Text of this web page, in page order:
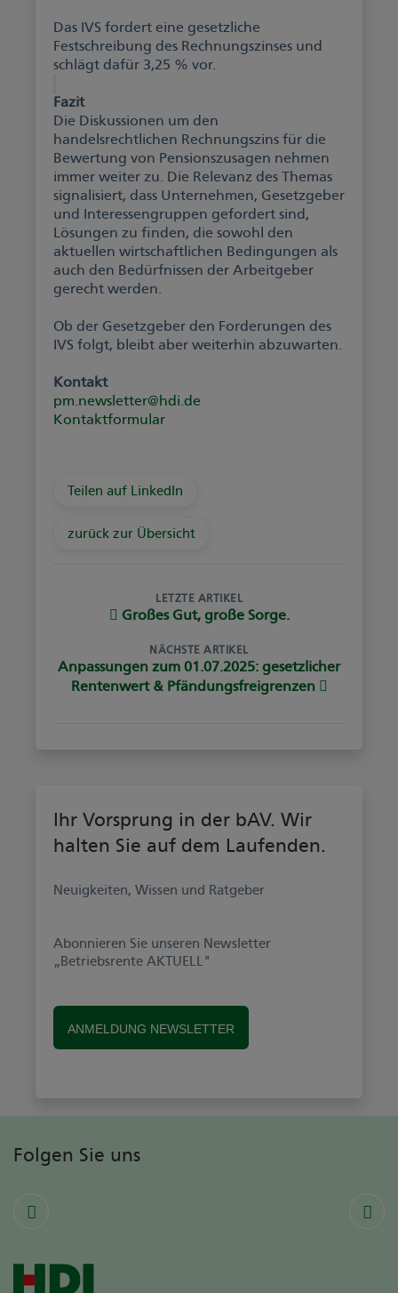
Das IVS fordert eine gesetzliche
Festschreibung des Rechnungszinses und
schlägt dafür 3,25 % vor.
Fazit
Die Diskussionen um den
handelsrechtlichen Rechnungszins für die
Bewertung von Pensionszusagen nehmen
immer weiter zu. Die Relevanz des Themas
signalisiert, dass Unternehmen, Gesetzgeber
und Interessengruppen gefordert sind,
Lösungen zu finden, die sowohl den
aktuellen wirtschaftlichen Bedingungen als
auch den Bedürfnissen der Arbeitgeber
gerecht werden.
Ob der Gesetzgeber den Forderungen des
IVS folgt, bleibt aber weiterhin abzuwarten.
Kontakt
pm.newsletter@hdi.de
Kontaktformular
Teilen auf LinkedIn
zurück zur Übersicht
LETZTE ARTIKEL
Großes Gut, große Sorge.
NÄCHSTE ARTIKEL
Anpassungen zum 01.07.2025: gesetzlicher
Rentenwert & Pfändungsfreigrenzen
Ihr Vorsprung in der bAV. Wir
halten Sie auf dem Laufenden.
Neuigkeiten, Wissen und Ratgeber
Abonnieren Sie unseren Newsletter
„Betriebsrente AKTUELL"
ANMELDUNG NEWSLETTER
Folgen Sie uns